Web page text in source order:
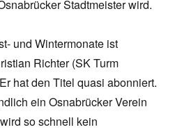
Stadtmeister wird.
und Wintermonate ist
Richter (SK Turm
hat den Titel quasi abonniert.
ein Osnabrücker Verein
so schnell kein